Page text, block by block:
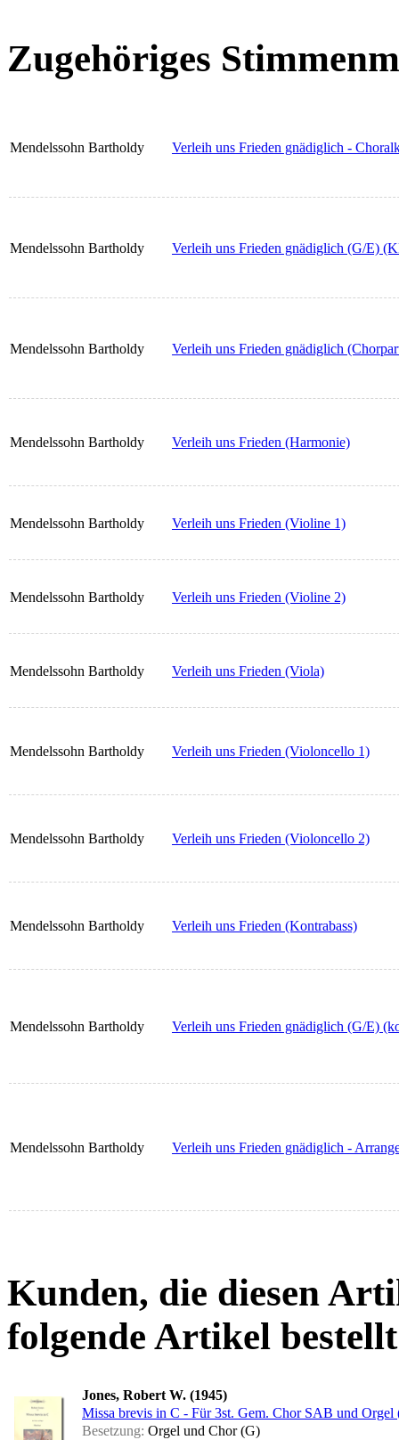
Zugehöriges
Mendelssohn Bartholdy Verleih uns Frieden gnädiglich -
Mendelssohn Bartholdy Verleih uns Frieden gnädiglich (G/E)
Mendelssohn Bartholdy Verleih uns Frieden gnädiglich
Mendelssohn Bartholdy Verleih uns Frieden (Harmonie)
Mendelssohn Bartholdy Verleih uns Frieden (Violine 1)
Mendelssohn Bartholdy Verleih uns Frieden (Violine 2)
Mendelssohn Bartholdy Verleih uns Frieden (Viola)
Mendelssohn Bartholdy Verleih uns Frieden (Violoncello 1)
Mendelssohn Bartholdy Verleih uns Frieden (Violoncello 2)
Mendelssohn Bartholdy Verleih uns Frieden (Kontrabass)
Mendelssohn Bartholdy Verleih uns Frieden gnädiglich (G/E)
Mendelssohn Bartholdy Verleih uns Frieden gnädiglich -
Kunden, die diesen
folgende Artikel
Jones, Robert W. (1945)
Missa brevis in C - Für 3st. Gem. Chor SAB und Orgel
Besetzung: Orgel und Chor (G)